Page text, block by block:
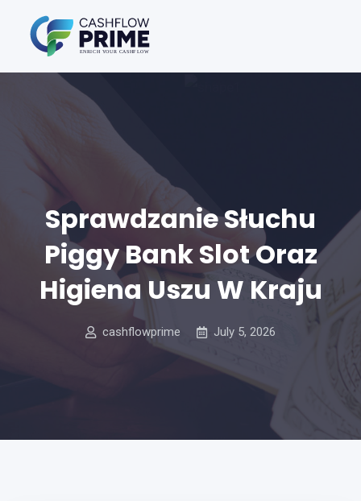
Sprawdzanie Słuchu
Piggy Bank Slot Oraz
Higiena Uszu W Kraju
cashflowprime July 5, 2026